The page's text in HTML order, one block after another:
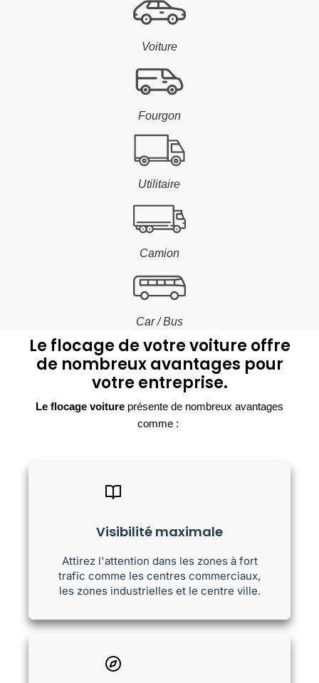
Voiture
Fourgon
Utilitaire
Camion
Car / Bus
Le flocage de votre voiture offre
de nombreux avantages pour
votre entreprise.
Le flocage voiture présente de nombreux avantages
comme :
Visibilité maximale
Attirez l'attention dans les zones à fort
trafic comme les centres commerciaux,
les zones industrielles et le centre ville.